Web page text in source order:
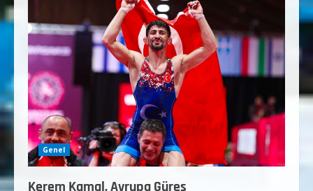
Genel
Kerem Kamal, Avrupa Güreş